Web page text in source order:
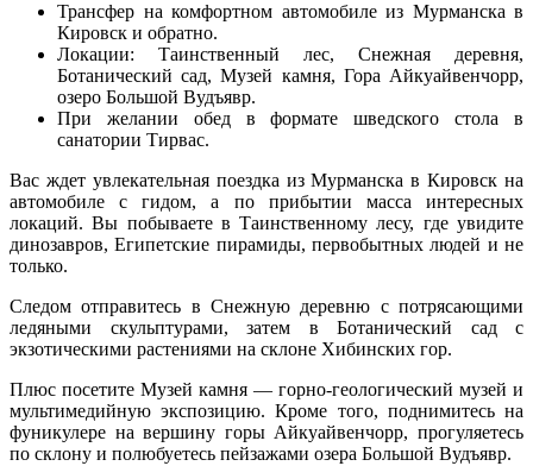
Трансфер на комфортном автомобиле из Мурманска в
Кировск и обратно.
Локации: Таинственный лес, Снежная деревня,
Ботанический сад, Музей камня, Гора Айкуайвенчорр,
озеро Большой Вудъявр.
При желании обед в формате шведского стола в
санатории Тирвас.
Вас ждет увлекательная поездка из Мурманска в Кировск на
автомобиле с гидом, а по прибытии масса интересных
локаций. Вы побываете в Таинственному лесу, где увидите
динозавров, Египетские пирамиды, первобытных людей и не
только.
Следом отправитесь в Снежную деревню с потрясающими
ледяными скульптурами, затем в Ботанический сад с
экзотическими растениями на склоне Хибинских гор.
Плюс посетите Музей камня — горно-геологический музей и
мультимедийную экспозицию. Кроме того, поднимитесь на
фуникулере на вершину горы Айкуайвенчорр, прогуляетесь
по склону и полюбуетесь пейзажами озера Большой Вудъявр.